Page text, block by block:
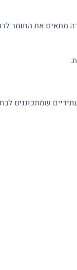
מתאים את החומר
שמתכוננים